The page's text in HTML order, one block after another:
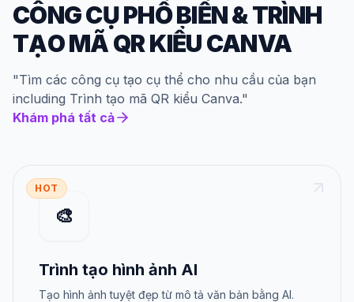
CÔNG CỤ PHỔ BIẾN&TRÌNH
TẠO MÃ QR KIỂU CANVA
"Tìm các công cụ tạo cụ thể cho nhu cầu của bạn
including Trình tạo mã QR kiểu Canva."
Khám phá tất cả
HOT
🎨
Trình tạo hình ảnh AI
Tạo hình ảnh tuyệt đẹp từ mô tả văn bản bằng AI.